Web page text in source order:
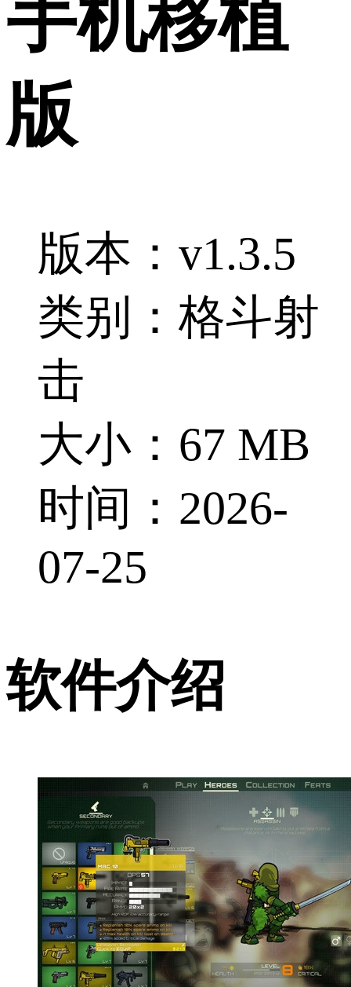
手机移植
版
版本：v1.3.5
类别：格斗射
击
大小：67 MB
时间：2026-
07-25
软件介绍